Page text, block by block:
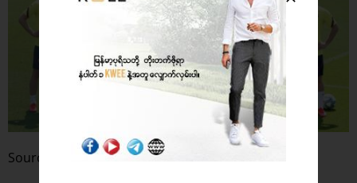
Source: Sportskeeda